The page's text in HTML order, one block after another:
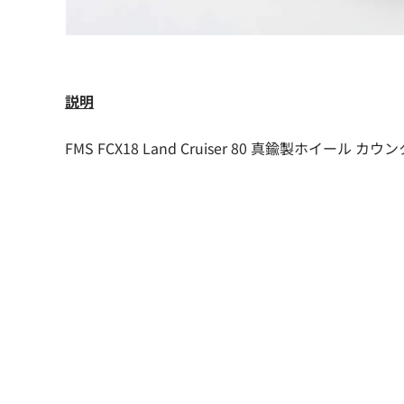
説明
FMS FCX18 Land Cruiser 80 真鍮製ホイール カウン